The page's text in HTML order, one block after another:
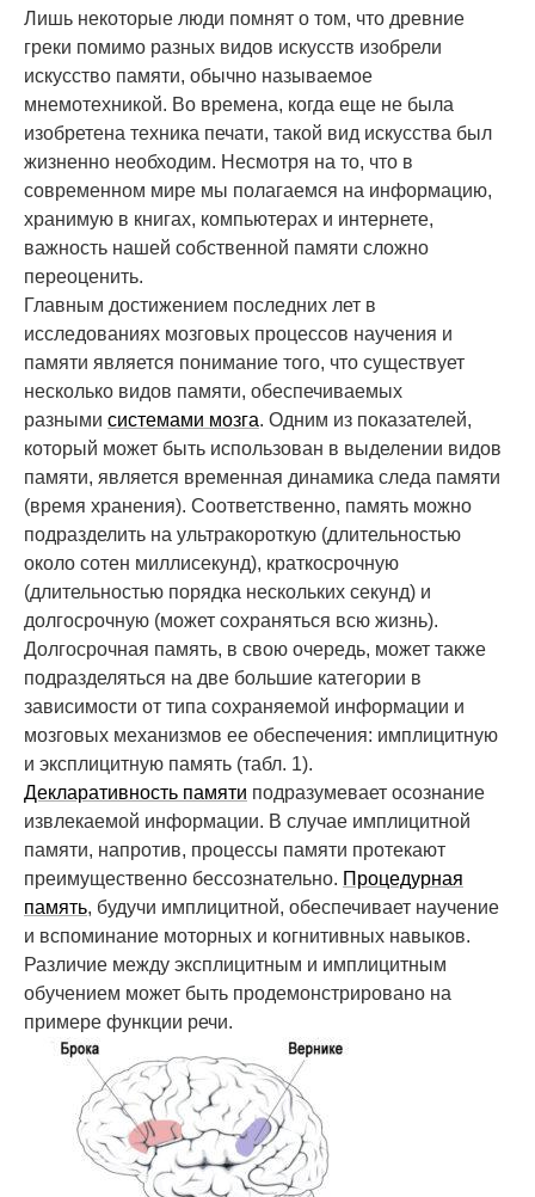
Лишь некоторые люди помнят о том, что древние
греки помимо разных видов искусств изобрели
искусство памяти, обычно называемое
мнемотехникой. Во времена, когда еще не была
изобретена техника печати, такой вид искусства был
жизненно необходим. Несмотря на то, что в
современном мире мы полагаемся на информацию,
хранимую в книгах, компьютерах и интернете,
важность нашей собственной памяти сложно
переоценить.
Главным достижением последних лет в
исследованиях мозговых процессов научения и
памяти является понимание того, что существует
несколько видов памяти, обеспечиваемых
разными системами мозга. Одним из показателей,
который может быть использован в выделении видов
памяти, является временная динамика следа памяти
(время хранения). Соответственно, память можно
подразделить на ультракороткую (длительностью
около сотен миллисекунд), краткосрочную
(длительностью порядка нескольких секунд) и
долгосрочную (может сохраняться всю жизнь).
Долгосрочная память, в свою очередь, может также
подразделяться на две большие категории в
зависимости от типа сохраняемой информации и
мозговых механизмов ее обеспечения: имплицитную
и эксплицитную память (табл. 1).
Декларативность памяти подразумевает осознание
извлекаемой информации. В случае имплицитной
памяти, напротив, процессы памяти протекают
преимущественно бессознательно. Процедурная
память, будучи имплицитной, обеспечивает научение
и вспоминание моторных и когнитивных навыков.
Различие между эксплицитным и имплицитным
обучением может быть продемонстрировано на
примере функции речи.